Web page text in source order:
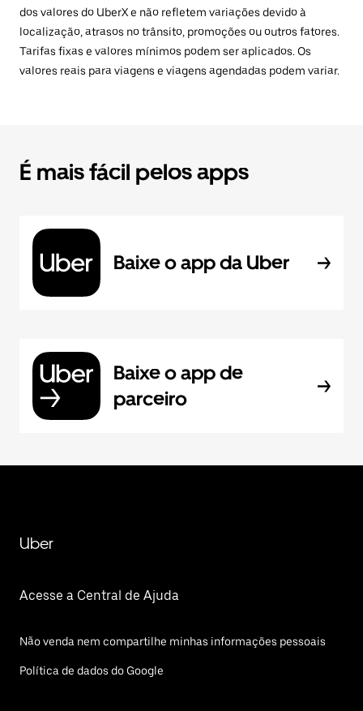
dos valores do UberX e não refletem variações devido à
localização, atrasos no trânsito, promoções ou outros fatores.
Tarifas fixas e valores mínimos podem ser aplicados. Os
valores reais para viagens e viagens agendadas podem variar.
É mais fácil pelos apps
Baixe o app da Uber
Baixe o app de
parceiro
Uber
Acesse a Central de Ajuda
Não venda nem compartilhe minhas informações pessoais
Política de dados do Google